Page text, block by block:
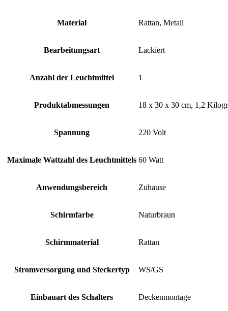
Material ‎Rattan, Metall
Bearbeitungsart ‎Lackiert
Anzahl der Leuchtmittel ‎1
Produktabmessungen ‎18 x 30 x 30 cm, 1,2
Spannung ‎220 Volt
Maximale Wattzahl des Leuchtmittels ‎60 Watt
Anwendungsbereich ‎Zuhause
Schirmfarbe ‎Naturbraun
Schirmmaterial ‎Rattan
Stromversorgung und Steckertyp ‎WS/GS
Einbauart des Schalters ‎Deckenmontage